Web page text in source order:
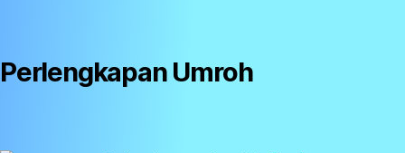
Perlengkapan Umroh